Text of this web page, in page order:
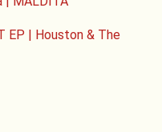
EP | Houston & The